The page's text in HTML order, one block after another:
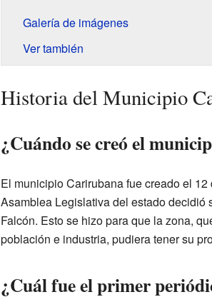
Galería de imágenes
Ver también
Historia del Municipio
¿Cuándo se creó el
El municipio Carirubana fue creado el
Asamblea Legislativa del estado decidió
Falcón. Esto se hizo para que la zona,
población e industria, pudiera tener su
¿Cuál fue el primer